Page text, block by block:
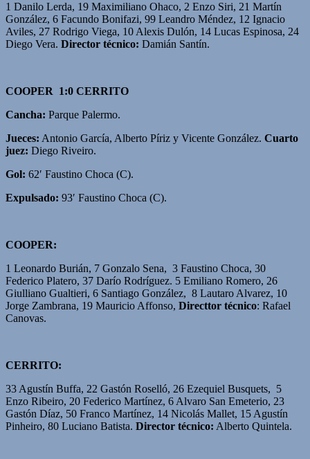
1 Danilo Lerda, 19 Maximiliano Ohaco, 2 Enzo Siri, 21 Martín
González, 6 Facundo Bonifazi, 99 Leandro Méndez, 12 Ignacio
Aviles, 27 Rodrigo Viega, 10 Alexis Dulón, 14 Lucas Espinosa, 24
Diego Vera. Director técnico: Damián Santín.
COOPER 1:0 CERRITO
Cancha: Parque Palermo.
Jueces: Antonio García, Alberto Píriz y Vicente González. Cuarto
juez: Diego Riveiro.
Gol: 62′ Faustino Choca (C).
Expulsado: 93′ Faustino Choca (C).
COOPER:
1 Leonardo Burián, 7 Gonzalo Sena, 3 Faustino Choca, 30
Federico Platero, 37 Darío Rodríguez. 5 Emiliano Romero, 26
Giulliano Gualtieri, 6 Santiago González, 8 Lautaro Alvarez, 10
Jorge Zambrana, 19 Mauricio Affonso, Directtor técnico: Rafael
Canovas.
CERRITO:
33 Agustín Buffa, 22 Gastón Roselló, 26 Ezequiel Busquets, 5
Enzo Ribeiro, 20 Federico Martínez, 6 Alvaro San Emeterio, 23
Gastón Díaz, 50 Franco Martínez, 14 Nicolás Mallet, 15 Agustín
Pinheiro, 80 Luciano Batista. Director técnico: Alberto Quintela.